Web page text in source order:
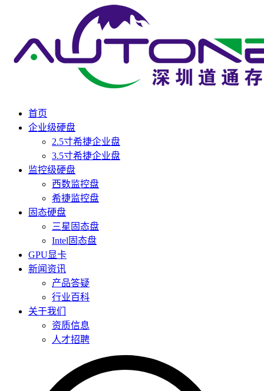
首页
企业级硬盘
2.5寸希捷企业盘
3.5寸希捷企业盘
监控级硬盘
西数监控盘
希捷监控盘
固态硬盘
三星固态盘
Intel固态盘
GPU显卡
新闻资讯
产品答疑
行业百科
关于我们
资质信息
人才招聘